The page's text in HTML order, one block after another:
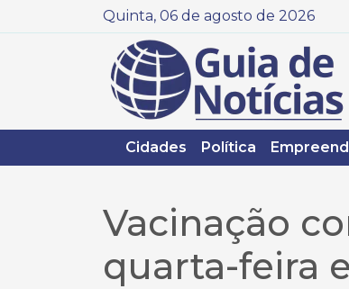
Quinta, 06 de agosto de 2026
Cidades Política
Vacinação
quarta-feira